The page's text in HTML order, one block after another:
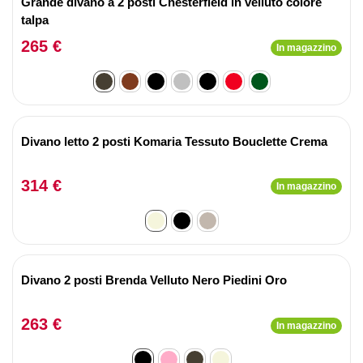
talpa
265 € In magazzino
Divano letto 2 posti Komaria Tessuto Bouclette Crema
314 € In magazzino
Divano 2 posti Brenda Velluto Nero Piedini Oro
263 € In magazzino